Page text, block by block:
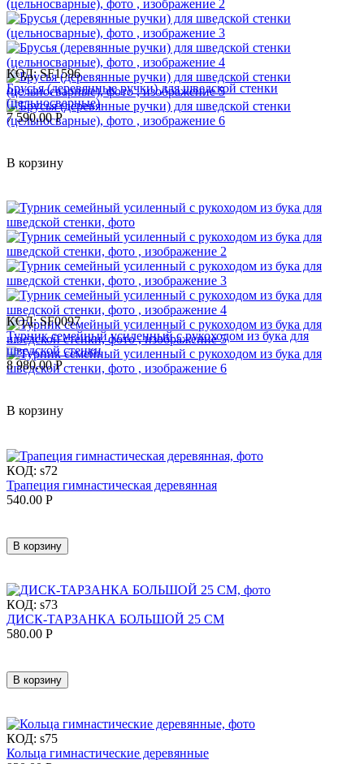
КОД: SF1596
Брусья (деревянные ручки) для шведской стенки
(цельносварные)
7 590.00 Р
В корзину
КОД: SF0097
Турник семейный усиленный с рукоходом из бука для
шведской стенки
8 980.00 Р
В корзину
КОД: s72
Трапеция гимнастическая деревянная
540.00 Р
В корзину
КОД: s73
ДИСК-ТАРЗАНКА БОЛЬШОЙ 25 СМ
580.00 Р
В корзину
КОД: s75
Кольца гимнастические деревянные